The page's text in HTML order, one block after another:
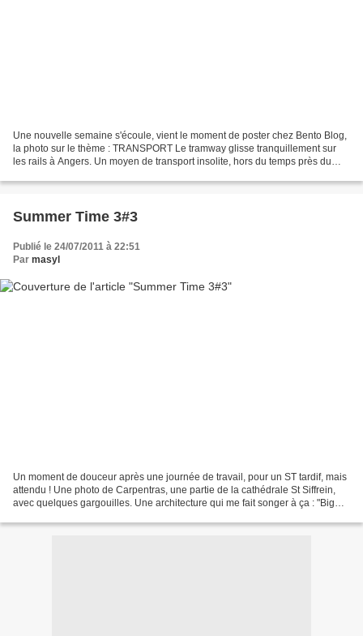
Une nouvelle semaine s'écoule, vient le moment de poster chez Bento Blog,
la photo sur le thème : TRANSPORT Le tramway glisse tranquillement sur
les rails à Angers. Un moyen de transport insolite, hors du temps près du
Summer Time 3#3
Publié le 24/07/2011 à 22:51
Par masyl
Un moment de douceur après une journée de travail, pour un ST tardif, mais
attendu ! Une photo de Carpentras, une partie de la cathédrale St Siffrein,
avec quelques gargouilles. Une architecture qui me fait songer à ça : "Big